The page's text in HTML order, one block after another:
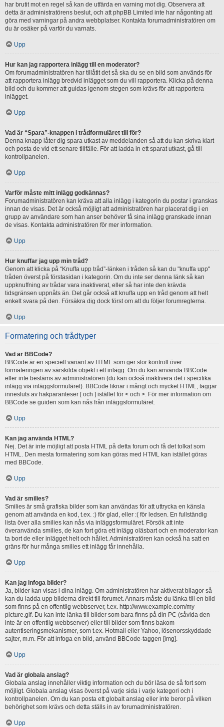
har brutit mot en regel så kan de utfärda en varning mot dig. Observera att
detta är administratörens beslut, och att phpBB Limited inte har någonting att
göra med varningar på andra webbplatser. Kontakta forumadministratören om
du är osäker på varför du varnats.
Upp
Hur kan jag rapportera inlägg till en moderator?
Om forumadministratören har tillåtit det så ska du se en bild som används för
att rapportera inlägg bredvid inlägget som du vill rapportera. Klicka på denna
bild och du kommer att guidas igenom stegen som krävs för att rapportera
inlägget.
Upp
Vad är “Spara”-knappen i trådformuläret till för?
Denna knapp låter dig spara utkast av meddelanden så att du kan skriva klart
och posta de vid ett senare tillfälle. För att ladda in ett sparat utkast, gå till
kontrollpanelen.
Upp
Varför måste mitt inlägg godkännas?
Forumadministratören kan kräva att alla inlägg i kategorin du postar i granskas
innan de visas. Det är också möjligt att administratören har placerat dig i en
grupp av användare som han anser behöver få sina inlägg granskade innan
de visas. Kontakta administratören för mer information.
Upp
Hur knuffar jag upp min tråd?
Genom att klicka på “Knuffa upp tråd”-länken i tråden så kan du "knuffa upp"
tråden överst på förstasidan i kategorin. Om du inte ser denna länk så kan
uppknuffning av trådar vara inaktiverat, eller så har inte den krävda
tidsgränsen uppnåts än. Det går också att knuffa upp en tråd genom att helt
enkelt svara på den. Försäkra dig dock först om att du följer forumreglerna.
Upp
Formatering och trådtyper
Vad är BBCode?
BBCode är en speciell variant av HTML som ger stor kontroll över
formateringen av särskilda objekt i ett inlägg. Om du kan använda BBCode
eller inte bestäms av administratören (du kan också inaktivera det i specifika
inlägg via inläggsformuläret). BBCode liknar i mångt och mycket HTML, taggar
innesluts av hakparanteser [ och ] istället för < och >. För mer information om
BBCode se guiden som kan nås från inläggsformuläret.
Upp
Kan jag använda HTML?
Nej. Det är inte möjligt att posta HTML på detta forum och få det tolkat som
HTML. Den mesta formatering som kan göras med HTML kan istället göras
med BBCode.
Upp
Vad är smilies?
Smilies är små grafiska bilder som kan användas för att uttrycka en känsla
genom att använda en kod, t.ex. :) för glad, eller :( för ledsen. En fullständig
lista över alla smilies kan nås via inläggsformuläret. Försök att inte
överanvända smilies, de kan fort göra ett inlägg oläsbart och en moderator kan
ta bort de eller inlägget helt och hållet. Administratören kan också ha satt en
gräns för hur många smilies ett inlägg får innehålla.
Upp
Kan jag infoga bilder?
Ja, bilder kan visas i dina inlägg. Om administratören har aktiverat bilagor så
kan du ladda upp bilderna direkt till forumet. Annars måste du länka till en bild
som finns på en offentlig webbserver, t.ex. http://www.example.com/my-
picture.gif. Du kan inte länka till bilder som bara finns på din PC (såvida den
inte är en offentlig webbserver) eller till bilder som finns bakom
autentiseringsmekanismer, som t.ex. Hotmail eller Yahoo, lösenorsskyddade
sajter, m.m. För att infoga en bild, använd BBCode-taggen [img].
Upp
Vad är globala anslag?
Globala anslag innehåller viktig information och du bör läsa de så fort som
möjligt. Globala anslag visas överst på varje sida i varje kategori och i
kontrollpanelen. Om du kan posta ett globalt anslag eller inte beror på vilken
behörighet som krävs och detta ställs in av forumadministratören.
Upp